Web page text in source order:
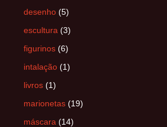
desenho (5)
escultura (3)
figurinos (6)
intalação (1)
livros (1)
marionetas (19)
máscara (14)